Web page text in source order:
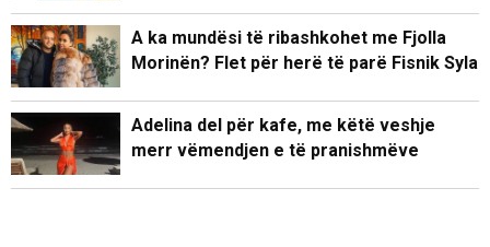
A ka mundësi të ribashkohet me Fjolla
Morinën? Flet për herë të parë Fisnik Syla
Adelina del për kafe, me këtë veshje
merr vëmendjen e të pranishmëve